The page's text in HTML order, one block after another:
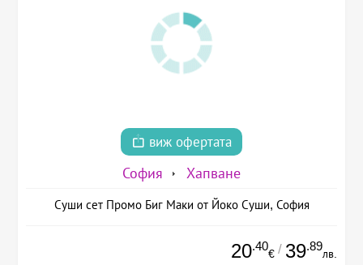
виж офертата
София Хапване
Суши сет Промо Биг Маки от Йоко Суши, София
20.40
€ / 39.89
лв.